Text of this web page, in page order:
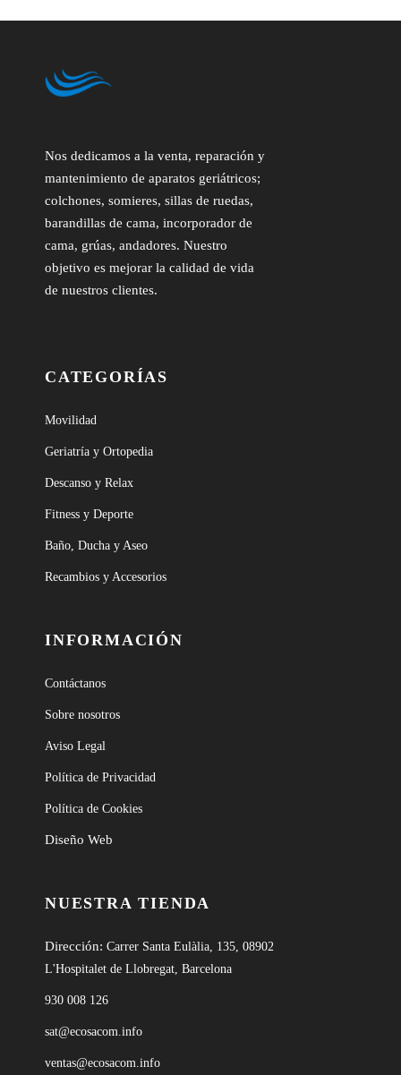
Nos dedicamos a la venta, reparación y
mantenimiento de aparatos geriátricos;
colchones, somieres, sillas de ruedas,
barandillas de cama, incorporador de
cama, grúas, andadores. Nuestro
objetivo es mejorar la calidad de vida
de nuestros clientes.
CATEGORÍAS
Movilidad
Geriatría y Ortopedia
Descanso y Relax
Fitness y Deporte
Baño, Ducha y Aseo
Recambios y Accesorios
INFORMACIÓN
Contáctanos
Sobre nosotros
Aviso Legal
Política de Privacidad
Política de Cookies
Diseño Web
NUESTRA TIENDA
Dirección: Carrer Santa Eulàlia, 135, 08902
L'Hospitalet de Llobregat, Barcelona
930 008 126
sat@ecosacom.info
ventas@ecosacom.info